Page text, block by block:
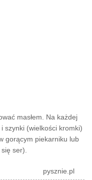
masłem. Na każdej
szynki (wielkości kromki)
gorącym piekarniku lub
ser).
pysznie.pl